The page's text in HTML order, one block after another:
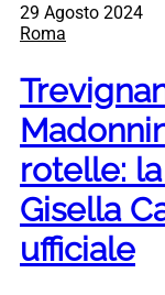
29 Agosto 2024
Roma
rotelle:
Gisella
ufficiale